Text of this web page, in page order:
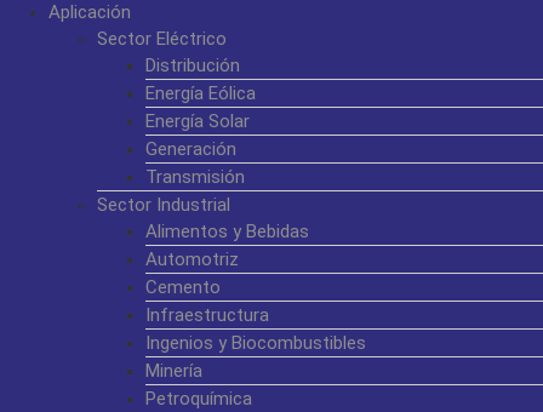
Aplicación
Sector Eléctrico
Distribución
Energía Eólica
Energía Solar
Generación
Transmisión
Sector Industrial
Alimentos y Bebidas
Automotriz
Cemento
Infraestructura
Ingenios y Biocombustibles
Minería
Petroquímica